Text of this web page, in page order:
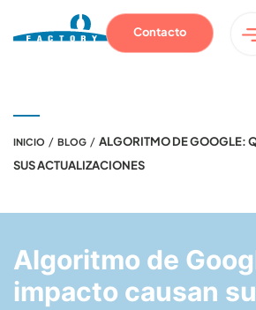
Contacto
INICIO / BLOG / ALGORITMO DE GOOGLE:
SUS ACTUALIZACIONES
Algoritmo de
impacto causan